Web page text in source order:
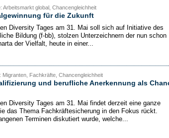
Arbeitsmarkt global, Chancengleichheit
für die Zukunft
Diversity Tages am 31. Mai soll sich auf Initiative des
Bildung (f-bb), stolzen Unterzeichnern der nun schon
der Vielfalt, heute in einer...
Migranten, Fachkräfte, Chancengleichheit
und berufliche Anerkennung als
Diversity Tages am 31. Mai findet derzeit eine ganze
das Thema Fachkräftesicherung in den Fokus rückt.
Terminen diskutiert wurde, welche...